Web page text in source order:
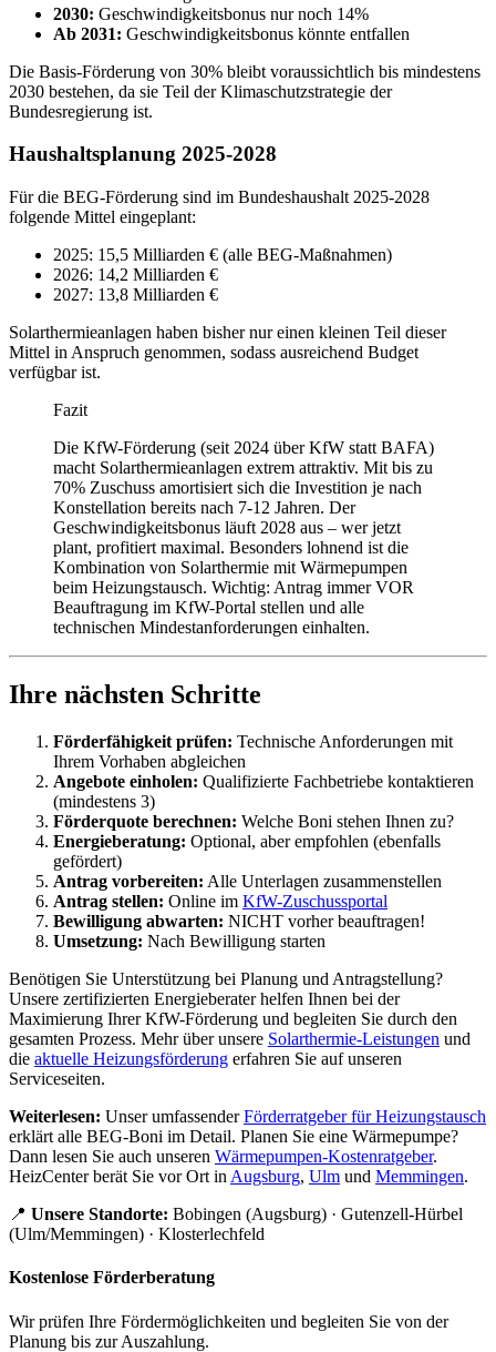
2030: Geschwindigkeitsbonus nur noch 14%
Ab 2031: Geschwindigkeitsbonus könnte entfallen
Die Basis-Förderung von 30% bleibt voraussichtlich bis mindestens
2030 bestehen, da sie Teil der Klimaschutzstrategie der
Bundesregierung ist.
Haushaltsplanung 2025-2028
Für die BEG-Förderung sind im Bundeshaushalt 2025-2028
folgende Mittel eingeplant:
2025: 15,5 Milliarden € (alle BEG-Maßnahmen)
2026: 14,2 Milliarden €
2027: 13,8 Milliarden €
Solarthermieanlagen haben bisher nur einen kleinen Teil dieser
Mittel in Anspruch genommen, sodass ausreichend Budget
verfügbar ist.
Fazit
Die KfW-Förderung (seit 2024 über KfW statt BAFA)
macht Solarthermieanlagen extrem attraktiv. Mit bis zu
70% Zuschuss amortisiert sich die Investition je nach
Konstellation bereits nach 7-12 Jahren. Der
Geschwindigkeitsbonus läuft 2028 aus – wer jetzt
plant, profitiert maximal. Besonders lohnend ist die
Kombination von Solarthermie mit Wärmepumpen
beim Heizungstausch. Wichtig: Antrag immer VOR
Beauftragung im KfW-Portal stellen und alle
technischen Mindestanforderungen einhalten.
Ihre nächsten Schritte
Förderfähigkeit prüfen: Technische Anforderungen mit
Ihrem Vorhaben abgleichen
Angebote einholen: Qualifizierte Fachbetriebe kontaktieren
(mindestens 3)
Förderquote berechnen: Welche Boni stehen Ihnen zu?
Energieberatung: Optional, aber empfohlen (ebenfalls
gefördert)
Antrag vorbereiten: Alle Unterlagen zusammenstellen
Antrag stellen: Online im KfW-Zuschussportal
Bewilligung abwarten: NICHT vorher beauftragen!
Umsetzung: Nach Bewilligung starten
Benötigen Sie Unterstützung bei Planung und Antragstellung?
Unsere zertifizierten Energieberater helfen Ihnen bei der
Maximierung Ihrer KfW-Förderung und begleiten Sie durch den
gesamten Prozess. Mehr über unsere Solarthermie-Leistungen und
die aktuelle Heizungsförderung erfahren Sie auf unseren
Serviceseiten.
Weiterlesen: Unser umfassenderFörderratgeber für Heizungstausch
erklärt alle BEG-Boni im Detail. Planen Sie eine Wärmepumpe?
Dann lesen Sie auch unseren Wärmepumpen-Kostenratgeber.
HeizCenter berät Sie vor Ort in Augsburg, Ulm und Memmingen.
📍 Unsere Standorte: Bobingen (Augsburg) · Gutenzell-Hürbel
(Ulm/Memmingen) · Klosterlechfeld
Kostenlose Förderberatung
Wir prüfen Ihre Fördermöglichkeiten und begleiten Sie von der
Planung bis zur Auszahlung.